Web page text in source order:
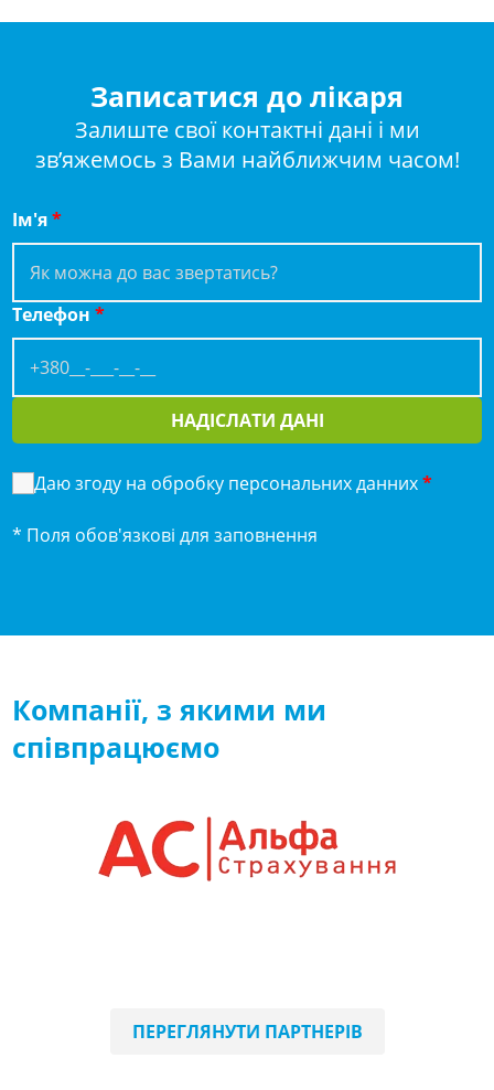
Записатися до лікаря
Залиште свої контактні дані і ми
зв’яжемось з Вами найближчим часом!
Ім'я*
Телефон*
НАДІСЛАТИ ДАНІ
Даю згоду на обробку персональних данних*
* Поля обов'язкові для заповнення
Компанії, з якими ми
співпрацюємо
ПЕРЕГЛЯНУТИ ПАРТНЕРІВ